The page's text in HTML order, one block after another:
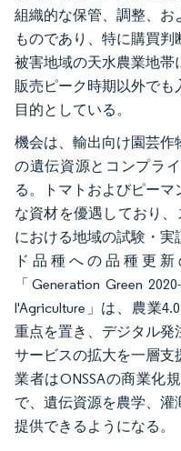
組織的な保管、調整、お
ものであり、特に購買
被害地域の天水農業地
販売ピーク時期以外で
目的としている。
機会は、輸出向け園芸作
の遺伝資源とコンプラ
る。トマトおよびピー
な資材を優遇しており
における地域の試験・実
ド品種への品種更
「Generation Green
l'Agriculture」は、農業
重点を置き、デジタル発
サービスの拡大を一層
業者はONSSAの商業化
で、遺伝資源を農学、灌
提供できるようになる。